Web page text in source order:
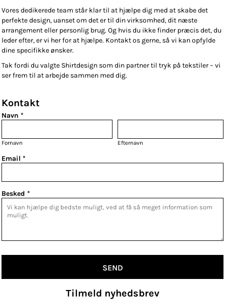
Vores dedikerede team står klar til at hjælpe dig med at skabe det
perfekte design, uanset om det er til din virksomhed, dit næste
arrangement eller personlig brug. Og hvis du ikke finder præcis det, du
leder efter, er vi her for at hjælpe. Kontakt os gerne, så vi kan opfylde
dine specifikke ønsker.
Tak fordi du valgte Shirtdesign som din partner til tryk på tekstiler – vi
ser frem til at arbejde sammen med dig.
Kontakt
Navn *
Fornavn Efternavn
Email *
Besked *
SEND
Tilmeld nyhedsbrev